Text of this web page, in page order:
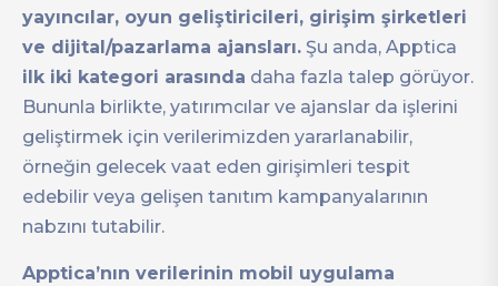
yayıncılar, oyun geliştiricileri, girişim şirketleri
ve dijital/pazarlama ajansları. Şu anda, Apptica
ilk iki kategori arasında daha fazla talep görüyor.
Bununla birlikte, yatırımcılar ve ajanslar da işlerini
geliştirmek için verilerimizden yararlanabilir,
örneğin gelecek vaat eden girişimleri tespit
edebilir veya gelişen tanıtım kampanyalarının
nabzını tutabilir.
Apptica’nın verilerinin mobil uygulama